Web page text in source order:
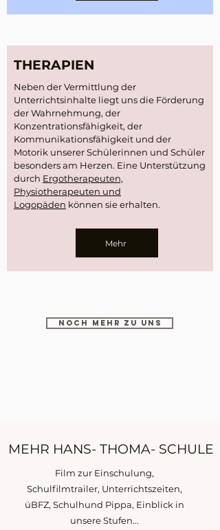
THERAPIEN
Neben der Vermittlung der
Unterrichtsinhalte liegt uns die Förderung
der Wahrnehmung, der
Konzentrationsfähigkeit, der
Kommunikationsfähigkeit und der
Motorik unserer Schülerinnen und Schüler
besonders am Herzen. Eine Unterstützung
durch Ergotherapeuten,
Physiotherapeuten und
Logopäden können sie erhalten.
Mehr
Noch mehr zu uns
MEHR HANS- THOMA- SCHULE
Film zur Einschulung,
Schulfilmtrailer, Unterrichtszeiten,
üBFZ, Schulhund Pippa, Einblick in
unsere Stufen...